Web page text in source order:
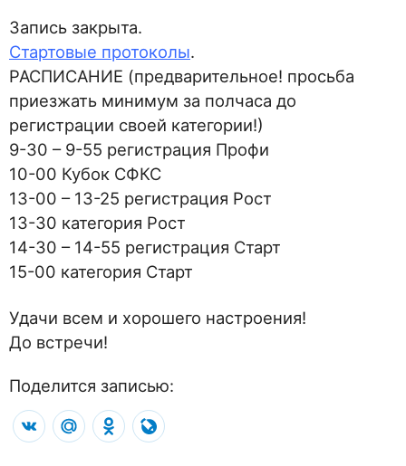
Запись закрыта.
Стартовые протоколы.
РАСПИСАНИЕ (предварительное! просьба
приезжать минимум за полчаса до
регистрации своей категории!)
9-30 – 9-55 регистрация Профи
10-00 Кубок СФКС
13-00 – 13-25 регистрация Рост
13-30 категория Рост
14-30 – 14-55 регистрация Старт
15-00 категория Старт
Удачи всем и хорошего настроения!
До встречи!
Поделится записью:
VK Mail.RuOdnoklassniki